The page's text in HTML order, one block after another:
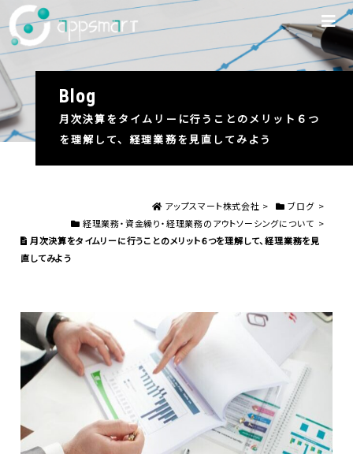
blog
月次決算をタイムリーに行うことのメリット６つ
を理解して、経理業務を見直してみよう
アップスマート株式会社 > ブログ >
経理業務・資金繰り・経理業務のアウトソーシングについて >
月次決算をタイムリーに行うことのメリット６つを理解して、経理業務を見
直してみよう